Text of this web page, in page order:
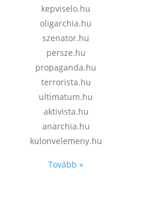
kepviselo.hu
oligarchia.hu
szenator.hu
persze.hu
propaganda.hu
terrorista.hu
ultimatum.hu
aktivista.hu
anarchia.hu
kulonvelemeny.hu
Tovább »